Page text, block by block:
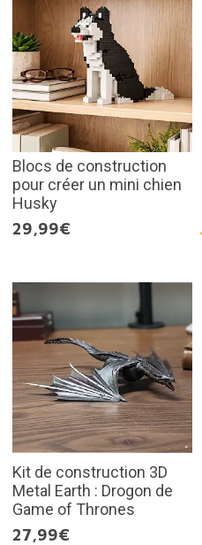
Blocs de construction
pour créer un mini chien
Husky
29,99€
Kit de construction 3D
Metal Earth : Drogon de
Game of Thrones
27,99€